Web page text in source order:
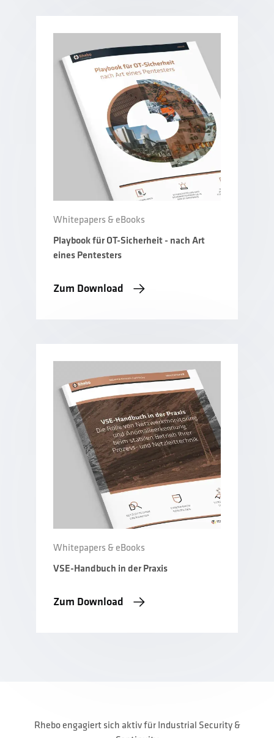
Whitepapers & eBooks
Playbook für OT-Sicherheit - nach Art
eines Pentesters
Zum Download
Whitepapers & eBooks
VSE-Handbuch in der Praxis
Zum Download
Rhebo engagiert sich aktiv für Industrial Security &